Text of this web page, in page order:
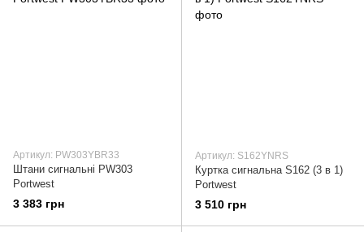
Артикул: PW303YBR33
Штани сигнальні PW303
Portwest
3 383 грн
Артикул: S162YNRS
Куртка сигнальна S162 (3 в 1)
Portwest
3 510 грн